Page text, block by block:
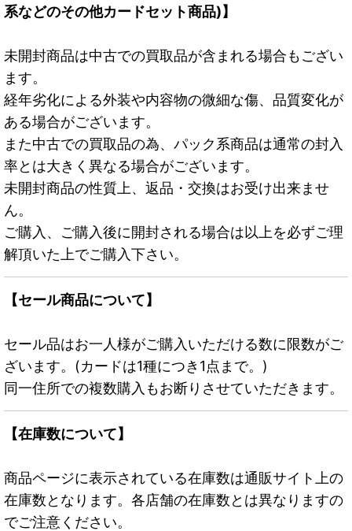
系などのその他カードセット商品)】
未開封商品は中古での買取品が含まれる場合もござい
ます。
経年劣化による外装や内容物の微細な傷、品質変化が
ある場合がございます。
また中古での買取品の為、パック系商品は通常の封入
率とは大きく異なる場合がございます。
未開封商品の性質上、返品・交換はお受け出来ませ
ん。
ご購入、ご購入後に開封される場合は以上を必ずご理
解頂いた上でご購入下さい。
【セール商品について】
セール品はお一人様がご購入いただける数に限数がご
ざいます。(カードは1種につき1点まで。)
同一住所での複数購入もお断りさせていただきます。
【在庫数について】
商品ページに表示されている在庫数は通販サイト上の
在庫数となります。各店舗の在庫数とは異なりますの
でご注意ください。